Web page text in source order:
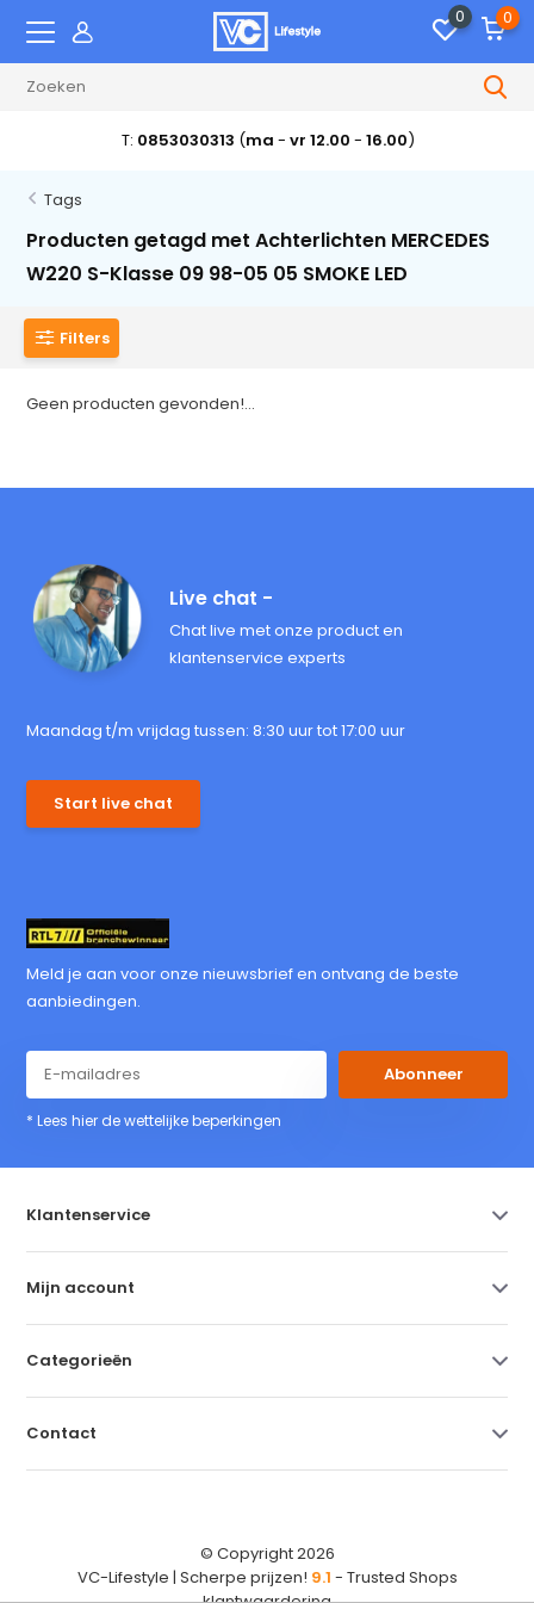
0 0
T: 0853030313 (ma - vr 12.00 - 16.00)
Tags
Producten getagd met Achterlichten MERCEDES
W220 S-Klasse 09 98-05 05 SMOKE LED
Filters
Geen producten gevonden!...
Live chat -
Chat live met onze product en
klantenservice experts
Maandag t/m vrijdag tussen: 8:30 uur tot 17:00 uur
Start live chat
Meld je aan voor onze nieuwsbrief en ontvang de beste
aanbiedingen.
Abonneer
* Lees hier de wettelijke beperkingen
Klantenservice
Mijn account
Categorieën
Contact
© Copyright 2026
VC-Lifestyle | Scherpe prijzen! 9.1 - Trusted Shops